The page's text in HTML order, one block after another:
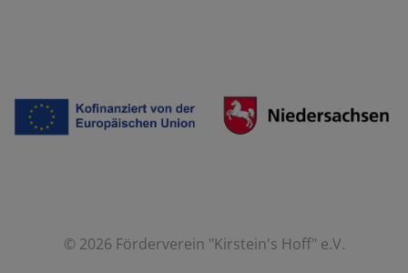
© 2026 Förderverein "Kirstein's Hoff" e.V.